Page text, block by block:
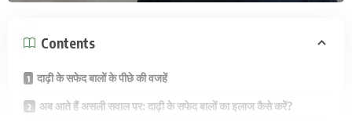
Contents
दाढ़ी के सफेद बालों के पीछे की वजहें
अब आते हैं असली सवाल पर: दाढ़ी के सफेद बालों का इलाज कैसे करें?